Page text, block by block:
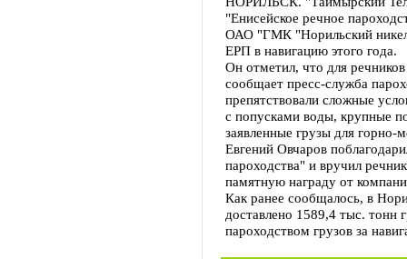
"Енисейское речное
ОАО "ГМК "Норильский
ЕРП в навигацию этого года.
Он отметил, что для
сообщает пресс-служба
препятствовали сложные
с попусками воды, крупные
заявленные грузы для горно-
Евгений Овчаров
пароходства" и вручил
памятную награду от
Как ранее сообщалось, в
доставлено 1589,4 тыс. тонн
пароходством грузов за